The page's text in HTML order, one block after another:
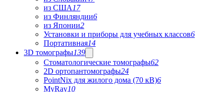
из США 17
из Финляндии6
из Японии2
Установки и приборы для учебных классов6
Портативная14
3D томографы139
Стоматологические томографы62
2D ортопантомографы24
PointNix для жилого дома (70 кВ)6
MyRay10